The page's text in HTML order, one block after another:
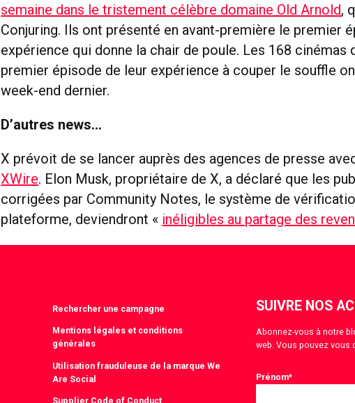
semaine dans le tristement célèbre domaine Old Arnold,
Conjuring. Ils ont présenté en avant-première le premier
expérience qui donne la chair de poule. Les 168 cinémas
premier épisode de leur expérience à couper le souffle
week-end dernier.
D’autres news…
X prévoit de se lancer auprès des agences de presse
XWire. Elon Musk, propriétaire de X, a déclaré que les
corrigées par Community Notes, le système de
plateforme, deviendront « inéligibles au partage des
Rechercher une campagne
Mentions légales et conditions
générales
Utilisation frauduleuse de la marque We
Are Social
Supplier Code of Conduct
SUIVRE NOS
Abonnez-vous à notre
web. Vous pouvez vous
Prénom*